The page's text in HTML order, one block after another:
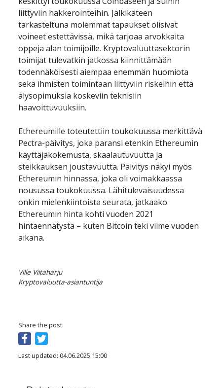
liittyviin hakkerointeihin. Jälkikäteen
tarkasteltuna molemmat tapaukset olisivat
voineet estettävissä, mikä tarjoaa arvokkaita
oppeja alan toimijoille. Kryptovaluuttasektorin
toimijat tulevatkin jatkossa kiinnittämään
todennäköisesti aiempaa enemmän huomiota
sekä ihmisten toimintaan liittyviin riskeihin että
älysopimuksia koskeviin teknisiin
haavoittuvuuksiin.
Ethereumille toteutettiin toukokuussa merkittävä
Pectra-päivitys, joka paransi etenkin Ethereumin
käyttäjäkokemusta, skaalautuvuutta ja
steikkauksen joustavuutta. Päivitys näkyi myös
Ethereumin hinnassa, joka oli voimakkaassa
nousussa toukokuussa. Lähitulevaisuudessa
onkin mielenkiintoista seurata, jatkaako
Ethereumin hinta kohti vuoden 2021
hintaennätystä – kuten Bitcoin teki viime vuoden
aikana.
Ville Viitaharju
Kryptovaluutta-asiantuntija
Share the post:
Last updated: 04.06.2025 15:00